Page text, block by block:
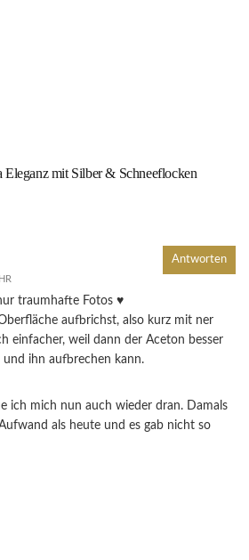
Eleganz mit Silber & Schneeflocken
traumhafte Fotos ♥
aufbrichst, also kurz mit ner
einfacher, weil dann der Aceton besser
und ihn aufbrechen kann.
ich mich nun auch wieder dran. Damals
als heute und es gab nicht so
Antworten